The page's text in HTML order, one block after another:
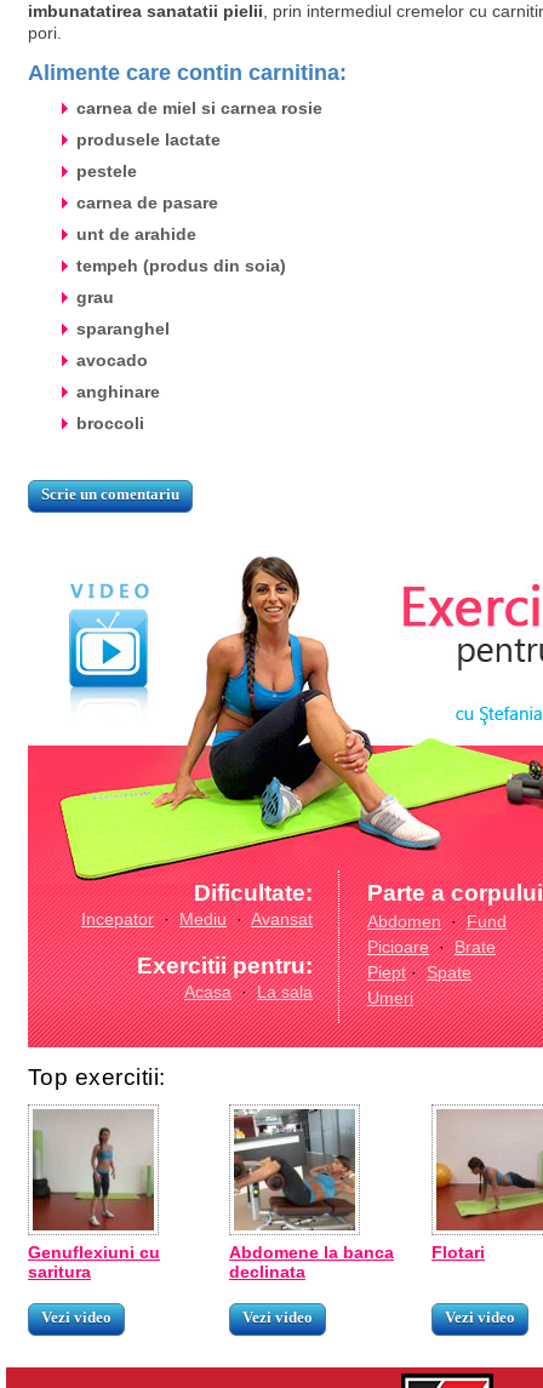
imbunatatirea sanatatii pielii , prin intermediul cremelor cu
pori.
Alimente care contin carnitina:
carnea de miel si carnea rosie
produsele lactate
pestele
carnea de pasare
unt de arahide
tempeh (produs din soia)
grau
sparanghel
avocado
anghinare
broccoli
Dificultate:
Incepator·Mediu·Avansat
Exercitii pentru:
Acasa·La sala
Parte a
Abdomen·Fund
Picioare·Brate
Piept·Spate
Umeri
Top exercitii:
Genuflexiuni cu
saritura
Vezi video
Abdomene la banca
declinata
Vezi video
Flotari
Vezi video